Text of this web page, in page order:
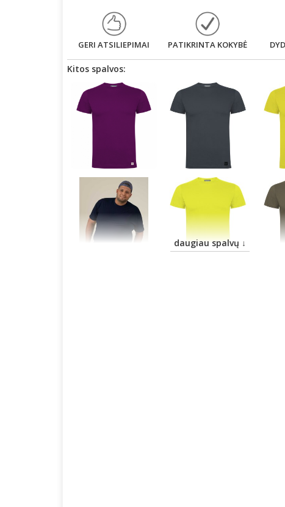
GERI ATSILIEPIMAI PATIKRINTA KOKYBĖ
Kitos spalvos:
daugiau spalvų ↓